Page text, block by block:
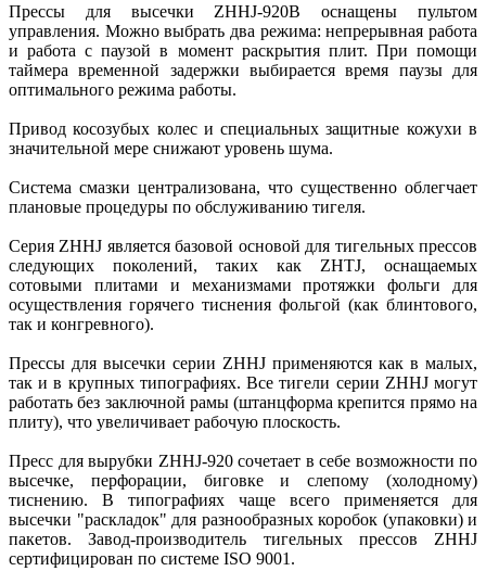
Прессы для высечки ZHHJ-920В оснащены пультом
управления. Можно выбрать два режима: непрерывная работа
и работа с паузой в момент раскрытия плит. При помощи
таймера временной задержки выбирается время паузы для
оптимального режима работы.
Привод косозубых колес и специальных защитные кожухи в
значительной мере снижают уровень шума.
Система смазки централизована, что существенно облегчает
плановые процедуры по обслуживанию тигеля.
Серия ZHHJ является базовой основой для тигельных прессов
следующих поколений, таких как ZHTJ, оснащаемых
сотовыми плитами и механизмами протяжки фольги для
осуществления горячего тиснения фольгой (как блинтового,
так и конгревного).
Прессы для высечки серии ZHHJ применяются как в малых,
так и в крупных типографиях. Все тигели серии ZHHJ могут
работать без заключной рамы (штанцформа крепится прямо на
плиту), что увеличивает рабочую плоскость.
Пресс для вырубки ZHHJ-920 сочетает в себе возможности по
высечке, перфорации, биговке и слепому (холодному)
тиснению. В типографиях чаще всего применяется для
высечки "раскладок" для разнообразных коробок (упаковки) и
пакетов. Завод-производитель тигельных прессов ZHHJ
сертифицирован по системе ISO 9001.